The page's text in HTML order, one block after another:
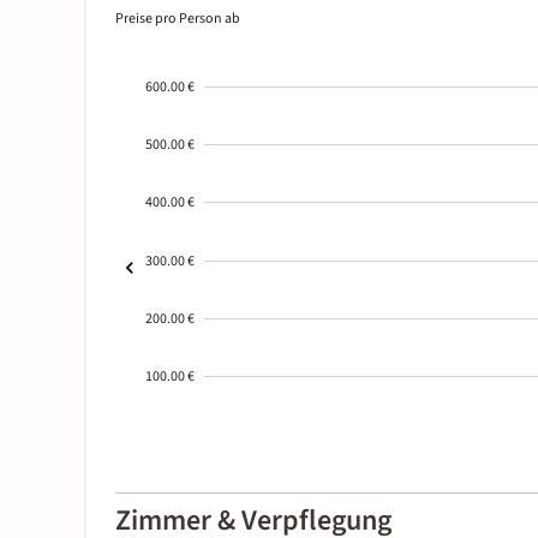
Preise pro Person ab
600.00 €
500.00 €
400.00 €
300.00 €
200.00 €
100.00 €
01-02
Zimmer & Verpflegung